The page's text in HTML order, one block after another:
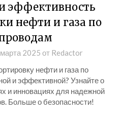
эффективность
нефти и газа по
2025 от Redactor
нефти и газа по
и эффективной? Узнайте о
и инновациях для надежной
Больше о безопасности!